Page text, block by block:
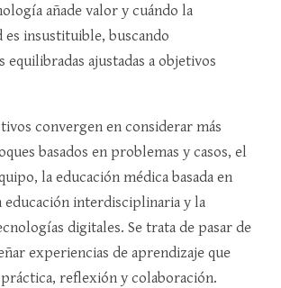
añade valor y cuándo la
es insustituible, buscando
equilibradas ajustadas a objetivos
convergen en considerar más
basados en problemas y casos, el
la educación médica basada en
educación interdisciplinaria y la
digitales. Se trata de pasar de
experiencias de aprendizaje que
reflexión y colaboración.​